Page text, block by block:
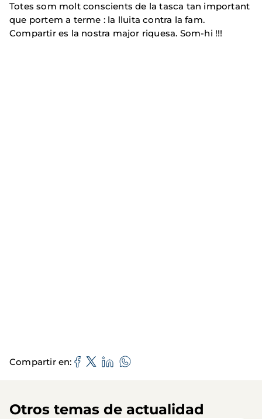
Totes som molt conscients de la tasca tan important
que portem a terme : la lluita contra la fam.
Compartir es la nostra major riquesa. Som-hi !!!
Compartir en
Otros temas de actualidad